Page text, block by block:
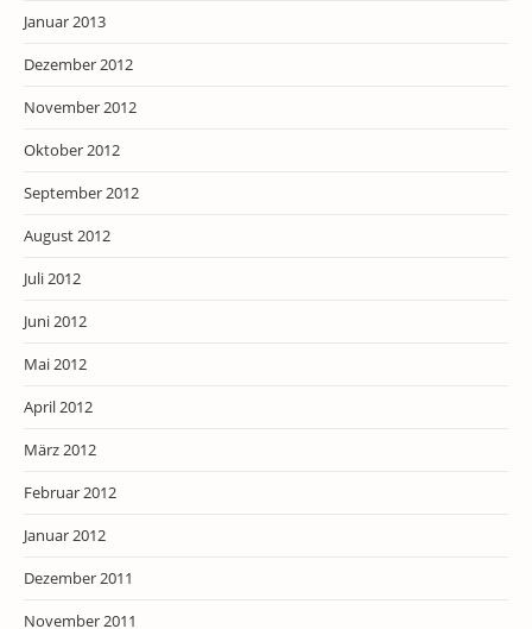
Januar 2013
Dezember 2012
November 2012
Oktober 2012
September 2012
August 2012
Juli 2012
Juni 2012
Mai 2012
April 2012
März 2012
Februar 2012
Januar 2012
Dezember 2011
November 2011